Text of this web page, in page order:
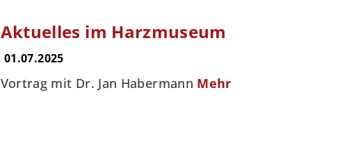
Aktuelles im Harzmuseum
01.07.2025
Vortrag mit Dr. Jan Habermann Mehr